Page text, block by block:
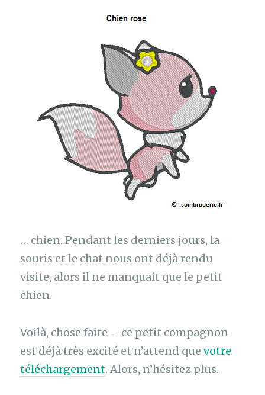
… chien. Pendant les derniers jours, la
souris et le chat nous ont déjà rendu
visite, alors il ne manquait que le petit
chien.
Voilà, chose faite – ce petit compagnon
est déjà très excité et n’attend quevotre
téléchargement. Alors, n’hésitez plus.